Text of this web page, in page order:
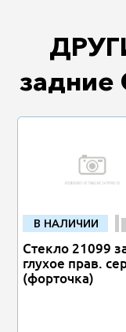
задние
В НАЛИЧИИ
Стекло 21099
глухое прав.
(форточка)